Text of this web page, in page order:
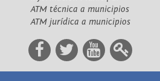
ATM técnica a municipios
ATM jurídica a municipios